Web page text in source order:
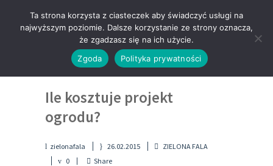
Ile kosztuje projekt
ogrodu?
zielonafala 26.02.2015
ZIELONA FALA
0
Share
Ta strona korzysta z ciasteczek aby świadczyć usługi na
najwyższym poziomie. Dalsze korzystanie ze strony oznacza,
że zgadzasz się na ich użycie.
Zgoda
Polityka prywatności